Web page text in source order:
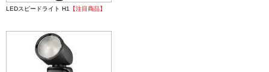
LEDスピードライト H1 【注目商品】